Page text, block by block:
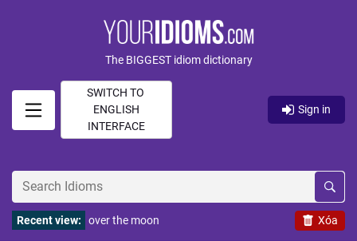
The BIGGEST idiom dictionary
SWITCH TO
ENGLISH
INTERFACE
Sign in
Xóa
Recent view: over the moon